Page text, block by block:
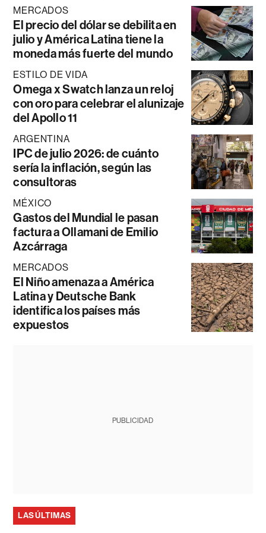
MERCADOS
El precio del dólar se debilita en
julio y América Latina tiene la
moneda más fuerte del mundo
ESTILO DE VIDA
Omega x Swatch lanza un reloj
con oro para celebrar el alunizaje
del Apollo 11
ARGENTINA
IPC de julio 2026: de cuánto
sería la inflación, según las
consultoras
MÉXICO
Gastos del Mundial le pasan
factura a Ollamani de Emilio
Azcárraga
MERCADOS
El Niño amenaza a América
Latina y Deutsche Bank
identifica los países más
expuestos
PUBLICIDAD
LAS ÚLTIMAS